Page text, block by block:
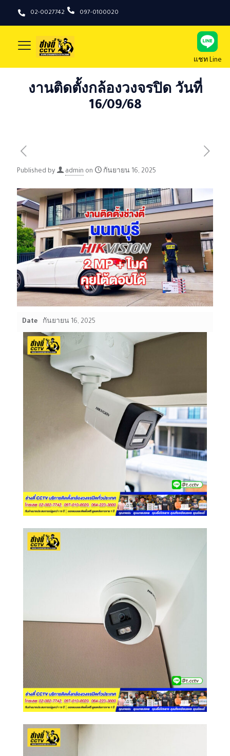
02-0027742 097-0100020
แชท Line
งานติดตั้งกล้องวงจรปิด วันที่
16/09/68
Published by admin on กันยายน 16, 2025
Date กันยายน 16, 2025